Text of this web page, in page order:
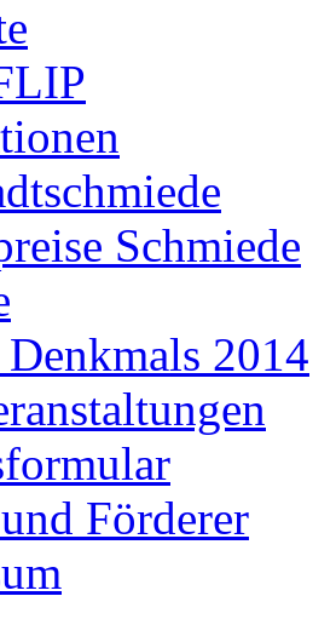
Schmiede
Denkmals 2014
Förderer